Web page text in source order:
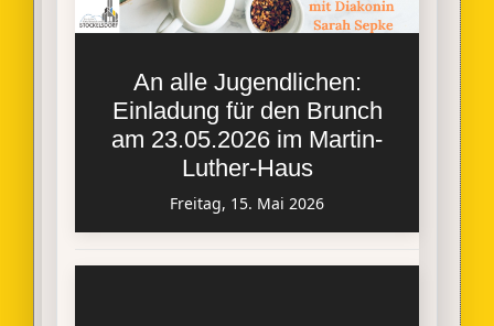
An alle Jugendlichen:
Einladung für den Brunch
am 23.05.2026 im Martin-
Luther-Haus
Freitag, 15. Mai 2026